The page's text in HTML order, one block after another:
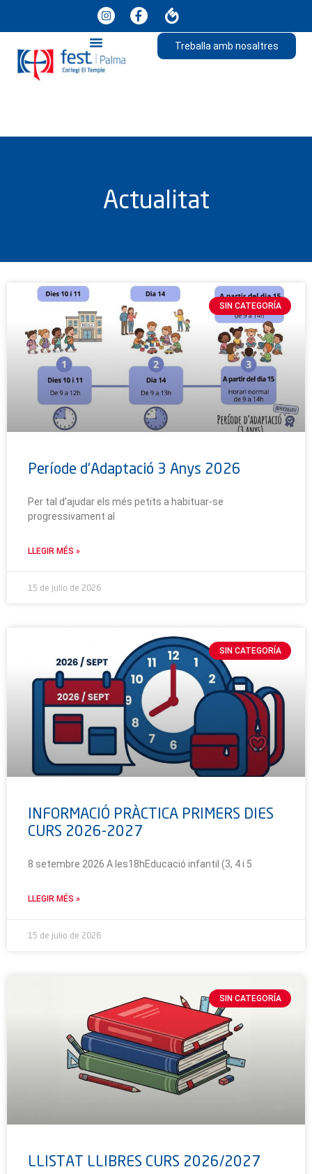
Treballa amb nosaltres
Actualitat
SIN CATEGORÍA
Període d’Adaptació 3 Anys 2026
Per tal d’ajudar els més petits a habituar-se
progressivament al
LLEGIR MÉS »
15 de julio de 2026
SIN CATEGORÍA
INFORMACIÓ PRÀCTICA PRIMERS DIES
CURS 2026-2027
8 setembre 2026 A les18hEducació infantil (3, 4 i 5
LLEGIR MÉS »
15 de julio de 2026
SIN CATEGORÍA
LLISTAT LLIBRES CURS 2026/2027